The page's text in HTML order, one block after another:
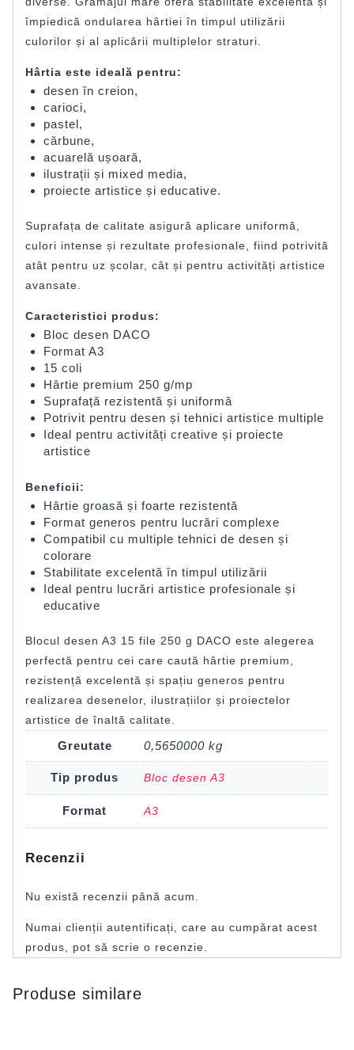
împiedică ondularea hârtiei în timpul utilizării
culorilor și al aplicării multiplelor straturi.
Hârtia este ideală pentru:
desen în creion,
carioci,
pastel,
cărbune,
acuarelă ușoară,
ilustrații și mixed media,
proiecte artistice și educative.
Suprafața de calitate asigură aplicare uniformă,
culori intense și rezultate profesionale, fiind potrivită
atât pentru uz școlar, cât și pentru activități artistice
avansate.
Caracteristici produs:
Bloc desen DACO
Format A3
15 coli
Hârtie premium 250 g/mp
Suprafață rezistentă și uniformă
Potrivit pentru desen și tehnici artistice multiple
Ideal pentru activități creative și proiecte
artistice
Beneficii:
Hârtie groasă și foarte rezistentă
Format generos pentru lucrări complexe
Compatibil cu multiple tehnici de desen și
colorare
Stabilitate excelentă în timpul utilizării
Ideal pentru lucrări artistice profesionale și
educative
Blocul desen A3 15 file 250 g DACO este alegerea
perfectă pentru cei care caută hârtie premium,
rezistență excelentă și spațiu generos pentru
realizarea desenelor, ilustrațiilor și proiectelor
artistice de înaltă calitate.
Greutate 0,5650000 kg
Tip produs Bloc desen A3
Format A3
Recenzii
Nu există recenzii până acum.
Numai clienții autentificați, care au cumpărat acest
produs, pot să scrie o recenzie.
Produse similare